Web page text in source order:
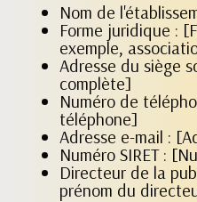
Nom de
Forme juridique :
exemple,
Adresse du siège
complète]
Numéro de
téléphone]
Adresse e-mail :
Numéro SIRET :
Directeur de la
prénom du